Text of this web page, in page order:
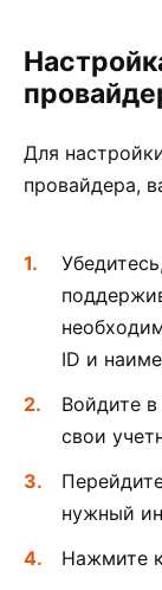
Для
провайдера,
ID и
Войдите
свои
нужный
Нажмите